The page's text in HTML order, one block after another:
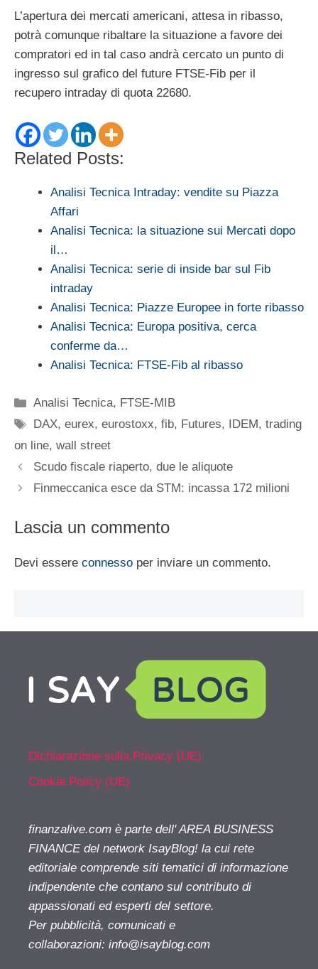
L’apertura dei mercati americani, attesa in ribasso,
potrà comunque ribaltare la situazione a favore dei
compratori ed in tal caso andrà cercato un punto di
ingresso sul grafico del future FTSE-Fib per il
recupero intraday di quota 22680.
Related Posts:
Analisi Tecnica Intraday: vendite su Piazza
Affari
Analisi Tecnica: la situazione sui Mercati dopo
il…
Analisi Tecnica: serie di inside bar sul Fib
intraday
Analisi Tecnica: Piazze Europee in forte ribasso
Analisi Tecnica: Europa positiva, cerca
conferme da…
Analisi Tecnica: FTSE-Fib al ribasso
Categorie
Analisi Tecnica, FTSE-MIB
Tag
DAX,eurex,eurostoxx,fib, Futures, IDEM,trading
on line, wall street
Scudo fiscale riaperto, due le aliquote
Finmeccanica esce da STM: incassa 172 milioni
Lascia un commento
Devi essere connesso per inviare un commento.
Dichiarazione sulla Privacy (UE)
Cookie Policy (UE)
finanzalive.com è parte dell' AREA BUSINESS
FINANCE del network IsayBlog! la cui rete
editoriale comprende siti tematici di informazione
indipendente che contano sul contributo di
appassionati ed esperti del settore.
Per pubblicità, comunicati e
collaborazioni: info@isayblog.com